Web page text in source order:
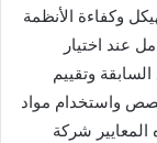
وكفاءة الأنظمة
عند اختيار
وتقييم
واستخدام مواد
شركة